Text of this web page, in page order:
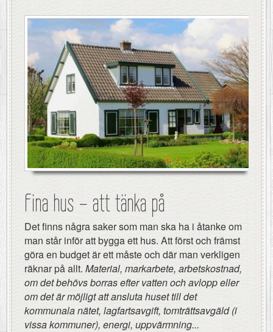
Fina hus – att tänka på
Det finns några saker som man ska ha i åtanke om
man står inför att bygga ett hus. Att först och främst
göra en budget är ett måste och där man verkligen
räknar på allt. Material, markarbete, arbetskostnad,
om det behövs borras efter vatten och avlopp eller
om det är möjligt att ansluta huset till det
kommunala nätet, lagfartsavgift, tomträttsavgäld (i
vissa kommuner), energi, uppvärmning...